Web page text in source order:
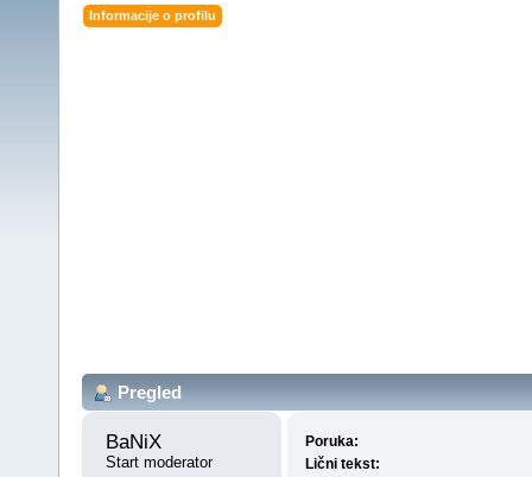
Informacije o profilu
Pregled
BaNiX
Start moderator
Poruka:
Lični tekst: